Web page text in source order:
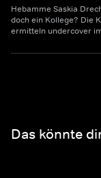
Hebamme Saskia
doch ein Kollege? Die
ermitteln undercover
Das könnte